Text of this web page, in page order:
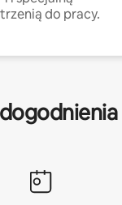
do pracy.